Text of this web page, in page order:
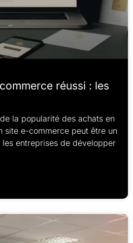
réussi : les
la popularité des achats en
site e-commerce peut être un
entreprises de développer